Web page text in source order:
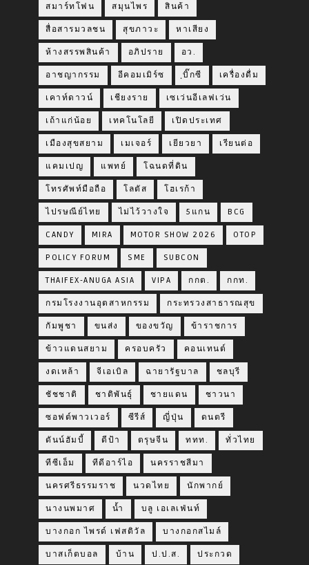
สมาร์ทโฟน สมุนไพร สินค้า
สื่อสารมวลชน สุขภาวะ หาเสียง
ห้างสรรพสินค้า อภิปราย อว.
อาชญากรรม อีคอมเมิร์ซ ฺบิ๊กซี เครื่องดื่ม
เคาท์ดาวน์ เชียงราย เซเว่นอีเลฟเว่น
เถ้าแก่น้อย เทคโนโลยี เปิดประเทศ
เมืองสุขสยาม เมเจอร์ เยียวยา เรียนต่อ
แคมเปญ แพทย์ โฉนดที่ดิน
โทรศัพท์มือถือ โลตัส โฮเรก้า
ไปรษณีย์ไทย ไม่ไว้วางใจ 5แกน BCG
CANDY MIRA MOTOR SHOW 2026 OTOP
POLICY FORUM SME SUBCON
THAIFEX-ANUGA ASIA VIPA กกต. กกท.
กรมโรงงานอุตสาหกรรม กระทรวงสาธารณสุข
กัมพูชา ขนส่ง ของขวัญ ข้าราชการ
ข้าวแดนสยาม ครอบครัว คอนเทนต์
งดเหล้า จีเอเบิล ฉายารัฐบาล ชลบุรี
ชัชชาติ ชาติพันธุ์ ชายแดน ชาวนา
ซอฟต์พาวเวอร์ ซีรีส์ ญี่ปุ่น ดนตรี
ดันน์ฮัมบี้ ดีป้า ตรุษจีน ททท. ทั่วไทย
ทีซีเอ็ม ทีดีอาร์ไอ นครราชสีมา
นครศรีธรรมราช นวดไทย นักพากย์
นางนพมาศ น้ำ บลู เอเลเฟ่นท์
บางกอก ไพรด์ เฟสติวัล บางกอกสไมล์
บาสเก็ตบอล บ้าน ป.ป.ส. ประกวด